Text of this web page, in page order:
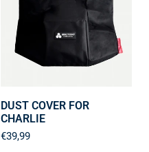
DUST COVER FOR
CHARLIE
€39,99